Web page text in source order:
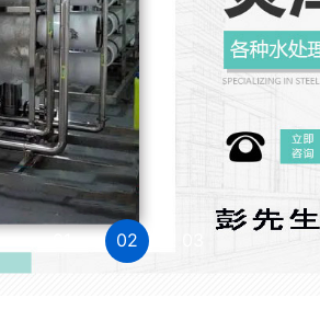
管线饮水机系列
商用净水器系列
净水器配件
杀菌，消毒设备
02